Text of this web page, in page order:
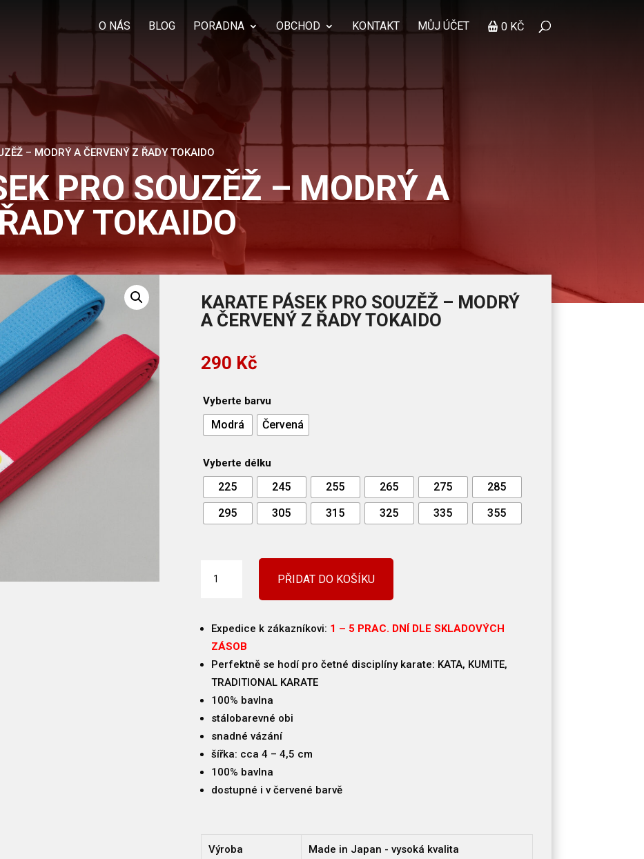
O NÁS BLOG PORADNA OBCHOD KONTAKT MŮJ ÚČET 0 KČ
search
– MODRÝ A ČERVENÝ Z ŘADY TOKAIDO
PRO SOUZĚŽ – MODRÝ A
TOKAIDO
KARATE PÁSEK PRO SOUZĚŽ – MODRÝ
A ČERVENÝ Z ŘADY TOKAIDO
290 Kč
Vyberte barvu
Modrá Červená
Vyberte délku
225 245 255 265 275
285
295
305 315 325 335 355
PÁSEK
-
MODRÝ
ŘADY
TOKAIDO
množství
PŘIDAT DO KOŠÍKU
Expedice k zákazníkovi: 1 – 5 PRAC. DNÍ DLE SKLADOVÝCH
ZÁSOB
Perfektně se hodí pro četné disciplíny karate: KATA, KUMITE,
TRADITIONAL KARATE
100% bavlna
stálobarevné obi
snadné vázání
šířka: cca 4 – 4,5 cm
100% bavlna
dostupné i v červené barvě
Výroba Made in Japan - vysoká kvalita